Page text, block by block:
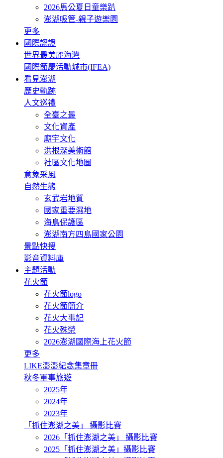
2026馬公夏日童樂趴
澎湖吸管-親子遊樂園
更多
國際認證
世界最美麗海灣
國際節慶活動城市(IFEA)
看見澎湖
歷史軌跡
人文巡禮
全臺之最
文化資產
廟宇文化
洪根深美術館
社區文化地圖
意象采風
自然生態
玄武岩地質
國家重要濕地
海鳥保護區
澎湖南方四島國家公園
景點快搜
影音資料庫
主題活動
花火節
花火節logo
花火節簡介
花火大事記
花火殊榮
2026澎湖國際海上花火節
更多
LIKE澎澎紀念集章冊
秋冬軍事旅遊
2025年
2024年
2023年
「抓住澎湖之美」 攝影比賽
2026「抓住澎湖之美」 攝影比賽
2025「抓住澎湖之美」攝影比賽